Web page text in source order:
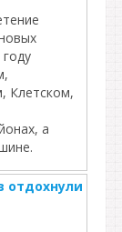
Клетском,
а
отдохнули